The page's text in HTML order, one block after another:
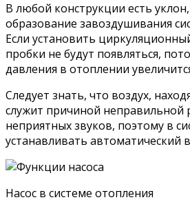
В любой конструкции есть
образование завоздушивания
Если установить
пробки не будут появляться,
давления в отоплении
Следует знать, что воздух,
служит причиной неправильной
неприятных звуков, поэтому в
устанавливать автоматический
Насос в системе отопления